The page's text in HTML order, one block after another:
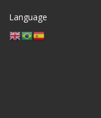
Language